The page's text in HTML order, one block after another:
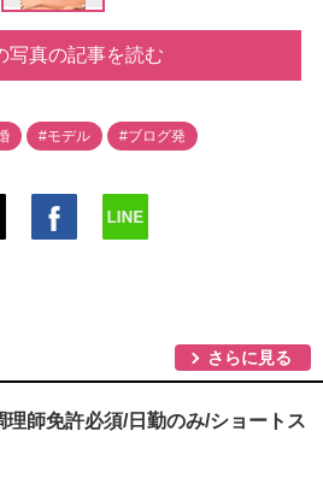
写真の記事を読む
#モデル #ブログ発
さらに見る
理師免許必須/日勤のみ/ショートス